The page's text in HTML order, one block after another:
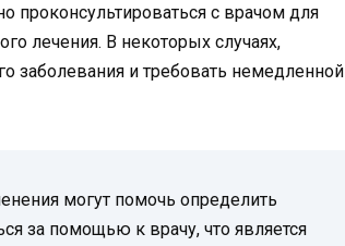
проконсультироваться с врачом для
лечения. В некоторых случаях,
заболевания и требовать немедленной
могут помочь определить
за помощью к врачу, что является